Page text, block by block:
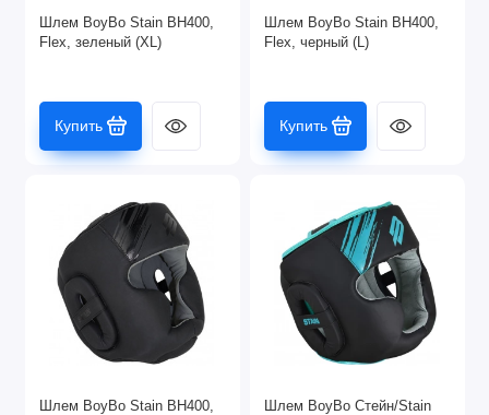
Шлем BoyBo Stain BH400,
Flex, зеленый (XL)
Купить
Шлем BoyBo Stain BH400,
Flex, черный (L)
Купить
Шлем BoyBo Stain BH400,
Шлем BoyBo Стейн/Stain